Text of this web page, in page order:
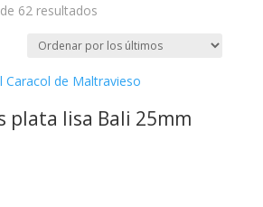
62 resultadosOrdenado
los
plata lisa Bali 25mm